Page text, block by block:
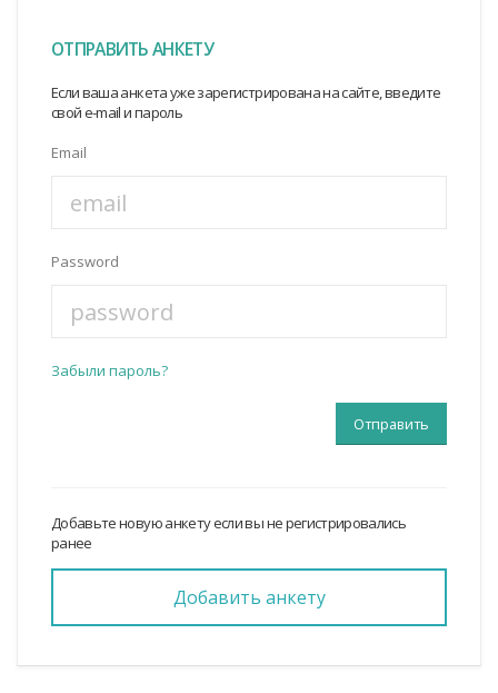
ОТПРАВИТЬ АНКЕТУ
Если ваша анкета уже зарегистрирована на сайте, введите
свой e-mail и пароль
Email
Password
Забыли пароль?
Добавьте новую анкету если вы не регистрировались
ранее
Добавить анкету